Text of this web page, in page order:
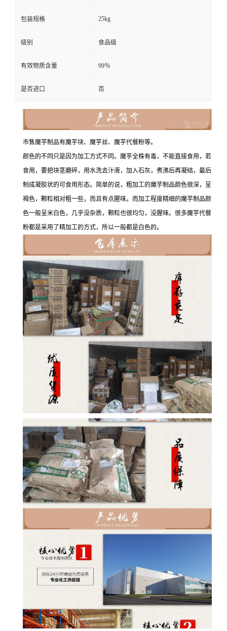
包装规格 25kg
级别 食品级
有效物质含量 99％
是否进口 否
市售魔芋制品有魔芋块、魔芋丝、魔芋代餐粉等。
颜色的不同只是因为加工方式不同。魔芋全株有毒，不能直接食用，若
食用，要把块茎磨碎，用水洗去汁液，加入石灰，煮沸后再凝结，最后
制成凝胶状的可食用形态。简单的说，粗加工的魔芋制品颜色很深，呈
褐色，颗粒相对粗一些，而且有点腥味。而加工程度精细的魔芋制品颜
色一般呈米白色，几乎没杂质，颗粒也很均匀，没腥味。很多魔芋代餐
粉都是采用了精加工的方式，所以一般都是白色的。